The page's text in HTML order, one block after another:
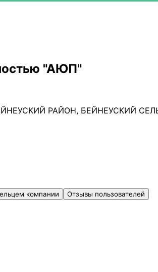
"АЮП"
РАЙОН, БЕЙНЕУСКИЙ
компании
Отзывы пользователей